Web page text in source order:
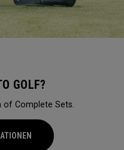
GOLF?
Complete Sets.